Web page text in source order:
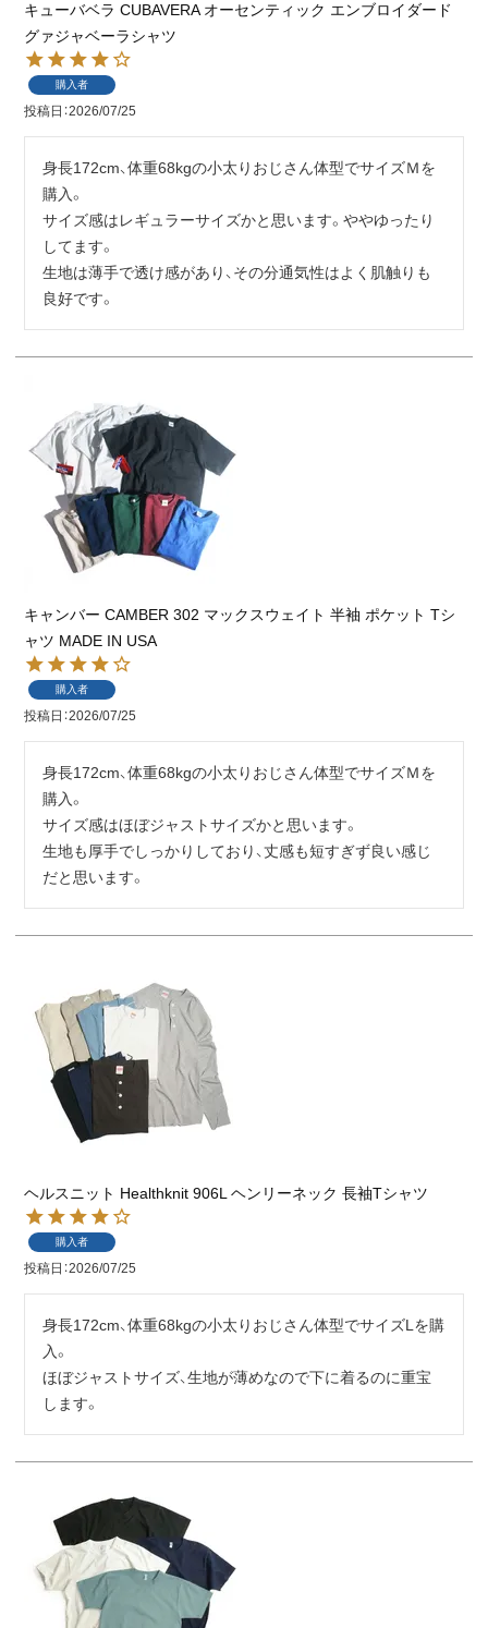
キューバベラ CUBAVERA オーセンティック エンブロイダード
グァジャベーラシャツ
購入者
投稿日 2026/07/25
身長172cm、体重68kgの小太りおじさん体型でサイズＭを
購入。
サイズ感はレギュラーサイズかと思います。ややゆったり
してます。
生地は薄手で透け感があり、その分通気性はよく肌触りも
良好です。
キャンバー CAMBER 302 マックスウェイト 半袖 ポケット Tシ
ャツ MADE IN USA
購入者
投稿日 2026/07/25
身長172cm、体重68kgの小太りおじさん体型でサイズＭを
購入。
サイズ感はほぼジャストサイズかと思います。
生地も厚手でしっかりしており、丈感も短すぎず良い感じ
だと思います。
ヘルスニット Healthknit 906L ヘンリーネック 長袖Tシャツ
購入者
投稿日 2026/07/25
身長172cm、体重68kgの小太りおじさん体型でサイズLを購
入。
ほぼジャストサイズ、生地が薄めなので下に着るのに重宝
します。